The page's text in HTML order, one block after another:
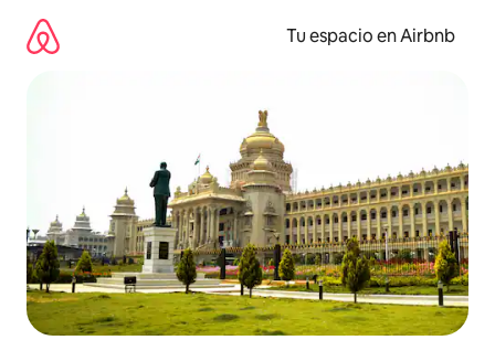
contenido
Tu espacio en Airbnb